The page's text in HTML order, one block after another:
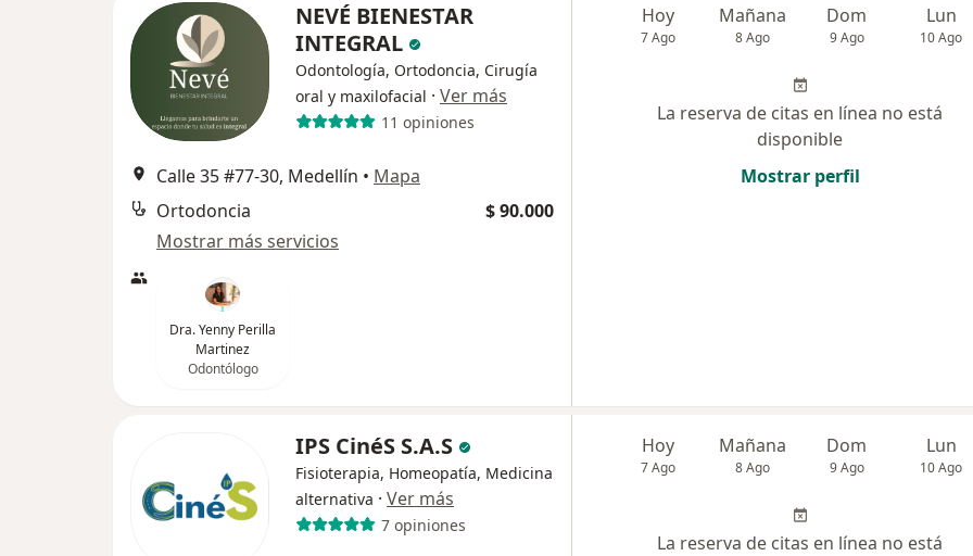
NEVÉ BIENESTAR
INTEGRAL
Odontología, Ortodoncia, Cirugía
oral y maxilofacial · Ver más
11 opiniones
Calle 35 #77-30, Medellín • Mapa
Ortodoncia
$ 90.000
Mostrar más servicios
Dra. Yenny Perilla
Martinez
Odontólogo
Hoy
7 Ago
Mañana
8 Ago
Dom
9 Ago
Lun
10 Ago
La reserva de citas en línea no está
disponible
Mostrar perfil
IPS CinéS S.A.S
Fisioterapia, Homeopatía, Medicina
alternativa · Ver más
7 opiniones
Hoy
7 Ago
Mañana
8 Ago
Dom
9 Ago
Lun
10 Ago
La reserva de citas en línea no está